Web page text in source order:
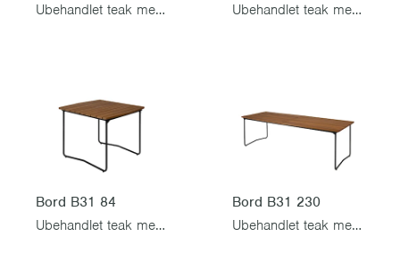
Ubehandlet teak med svart stativ
Ubehandlet teak med svart stativ
Bord B31 84
Ubehandlet teak med svart stativ
Bord B31 230
Ubehandlet teak med svart stativ